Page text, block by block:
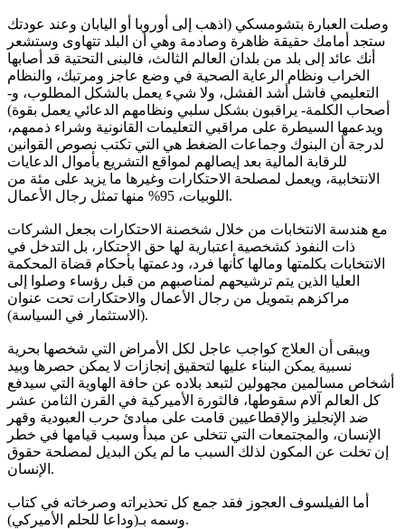
وصلت العبارة بتشومسكي (اذهب إلى أوروبا أو اليابان وعند عودتك
ستجد أمامك حقيقة ظاهرة وصادمة وهي أن البلد تتهاوى وستشعر
أنك عائد إلى بلد من بلدان العالم الثالث، فالبنى التحتية قد أصابها
الخراب ونظام الرعاية الصحية في وضع عاجز ومرتبك، والنظام
التعليمي فاشل أشد الفشل، ولا شيء يعمل بالشكل المطلوب، و-
أصحاب الكلمة- يراقبون بشكل سلبي ونظامهم الدعائي يعمل بقوة)
ويدعمها السيطرة على مراقبي التعليمات القانونية وشراء ذممهم،
لدرجة أن البنوك وجماعات الضغط هي التي تكتب نصوص القوانين
للرقابة المالية بعد إيصالهم لمواقع التشريع بأموال الدعايات
الانتخابية، ويعمل لمصلحة الاحتكارات وغيرها ما يزيد على مئة من
اللوبيات، 95% منها تمثل رجال الأعمال.
مع هندسة الانتخابات من خلال شخصنة الاحتكارات بجعل الشركات
ذات النفوذ كشخصية اعتبارية لها حق الاحتكار، بل التدخل في
الانتخابات بكلمتها ومالها كأنها فرد، ودعمتها بأحكام قضاة المحكمة
العليا الذين يتم ترشيحهم لمناصبهم من قبل رؤساء وصلوا إلى
مراكزهم بتمويل من رجال الأعمال والاحتكارات تحت عنوان
(الاستثمار في السياسة).
ويبقى أن العلاج كواجب عاجل لكل الأمراض التي شخصها بحرية
نسبية يمكن البناء عليها لتحقيق إنجازات لا يمكن حصرها وبيد
أشخاص مسالمين مجهولين لتبعد بلاده عن حافة الهاوية التي سيدفع
كل العالم آلام سقوطها، فالثورة الأميركية في القرن الثامن عشر
ضد الإنجليز والإقطاعيين قامت على مبادئ حرب العبودية وقهر
الإنسان، والمجتمعات التي تتخلى عن مبدأ وسبب قيامها في خطر
إن تخلت عن المكون لذلك السبب ما لم يكن البديل لمصلحة حقوق
الإنسان.
أما الفيلسوف العجوز فقد جمع كل تحذيراته وصرخاته في كتاب
وسمه بـ(وداعا للحلم الأميركي).